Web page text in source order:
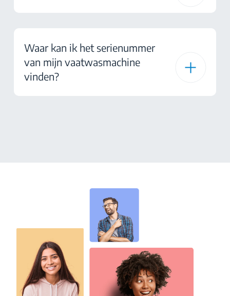
Waar kan ik het serienummer
van mijn vaatwasmachine
vinden?